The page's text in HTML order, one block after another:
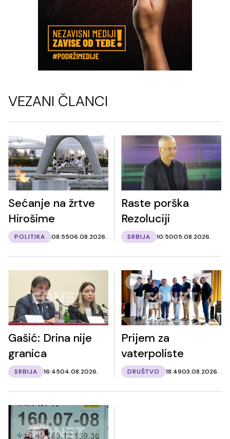
VEZANI ČLANCI
Sećanje na žrtve
Hirošime
POLITIKA 08:5506.08.2026.
Raste porška
Rezoluciji
SRBIJA 10:5005.08.2026.
Gašić: Drina nije
granica
SRBIJA 16:4504.08.2026.
Prijem za
vaterpoliste
DRUŠTVO 18:4903.08.2026.